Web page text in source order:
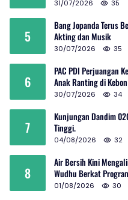
31/07/2026 35
5
Bang Jopanda Terus
Akting dan Musik
30/07/2026 35
6
PAC PDI Perjuangan
Anak Ranting di
30/07/2026 34
7
Kunjungan Dandim
Tinggi.
04/08/2026 32
8
Air Bersih Kini
Wudhu Berkat
01/08/2026 30